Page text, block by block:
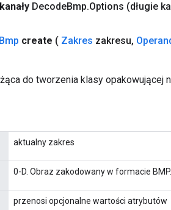
kanały DecodeBmp.Options (długie
Bmp create ( Zakres zakresu,
do tworzenia klasy opakowującej
aktualny zakres
0-D. Obraz zakodowany w formacie BMP.
przenosi opcjonalne wartości atrybutów